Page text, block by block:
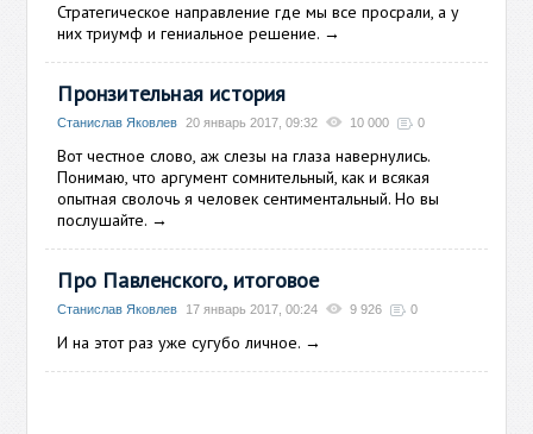
Стратегическое направление где мы все просрали, а у
них триумф и гениальное решение. →
Пронзительная история
Станислав Яковлев 20 январь 2017, 09:32 10 000 0
Вот честное слово, аж слезы на глаза навернулись.
Понимаю, что аргумент сомнительный, как и всякая
опытная сволочь я человек сентиментальный. Но вы
послушайте. →
Про Павленского, итоговое
Станислав Яковлев 17 январь 2017, 00:24 9 926 0
И на этот раз уже сугубо личное. →